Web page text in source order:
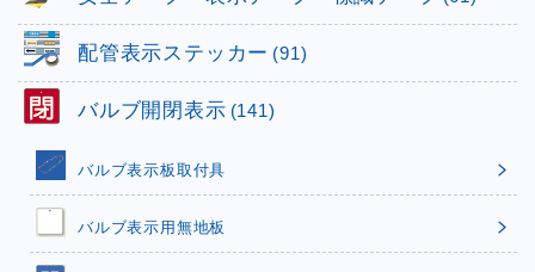
配管表示ステッカー (91)
バルブ開閉表示 (141)
バルブ表示板取付具
バルブ表示用無地板